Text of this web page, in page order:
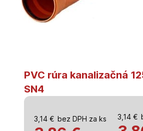
PVC rúra kanalizačná
SN4
3,14 € bez DPH za ks 3,14 €